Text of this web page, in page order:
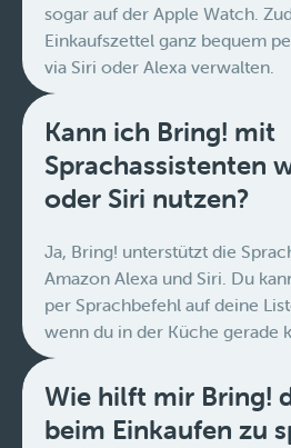
sogar auf der Apple Watch.
Einkaufszettel ganz bequem
via Siri oder Alexa verwalten.
Kann ich Bring! mit
Sprachassistenten
oder Siri nutzen?
Ja, Bring! unterstützt die
Amazon Alexa und Siri. Du
per Sprachbefehl auf deine
wenn du in der Küche gerade
Wie hilft mir Bring!
beim Einkaufen zu